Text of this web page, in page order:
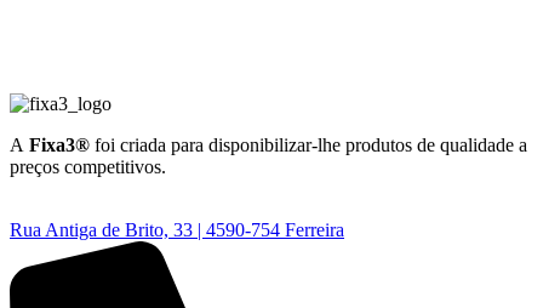
A Fixa3® foi criada para disponibilizar-lhe produtos de qualidade a
preços competitivos.
Rua Antiga de Brito, 33 | 4590-754 Ferreira